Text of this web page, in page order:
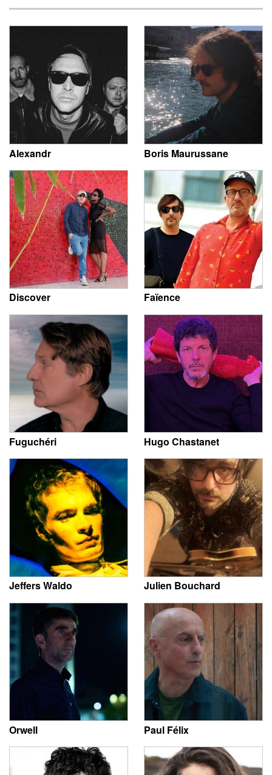
Alexandr Boris Maurussane
Discover Faïence
Fuguchéri Hugo Chastanet
Jeffers Waldo Julien Bouchard
Orwell Paul Félix